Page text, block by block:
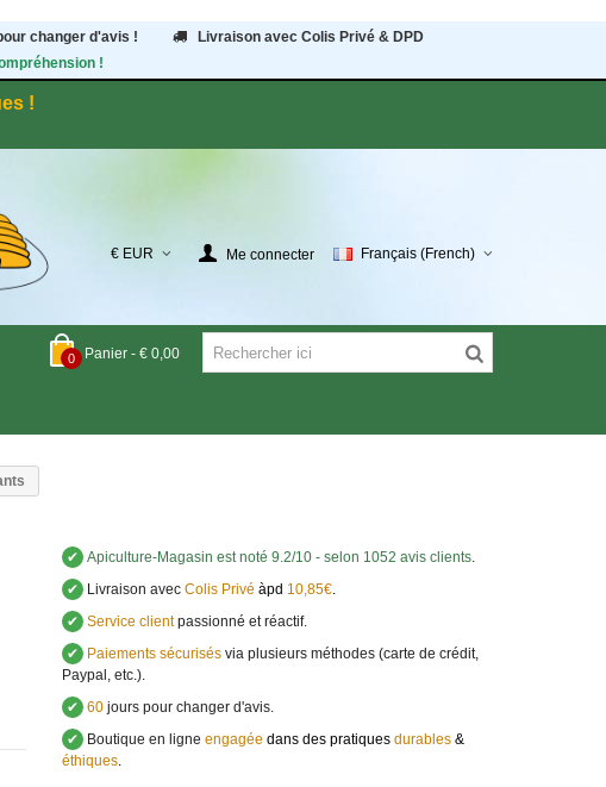
changer d'avis !
Livraison avec Colis Privé & DPD
!
!
€ EUR Me connecter Français (French)
0 Panier - € 0,00
✔ Apiculture-Magasin est noté 9.2/10 - selon 1052 avis clients.
✔ Livraison avecColis Privé àpd 10,85€.
✔ Service clientpassionné et réactif.
✔ Paiements sécurisésvia plusieurs méthodes (carte de crédit,
Paypal, etc.).
✔ 60jours pour changer d'avis.
✔ Boutique en ligne engagée dans des pratiques durables&
éthiques.